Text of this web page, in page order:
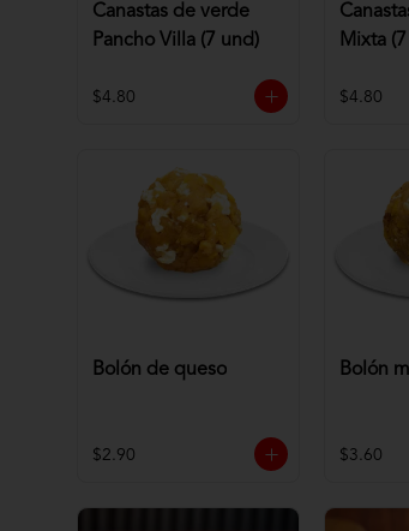
Canastas de verde
Pancho Villa (7 und)
$4.80
Mixta
$4.80
Bolón de queso
$2.90
Bolón
$3.60